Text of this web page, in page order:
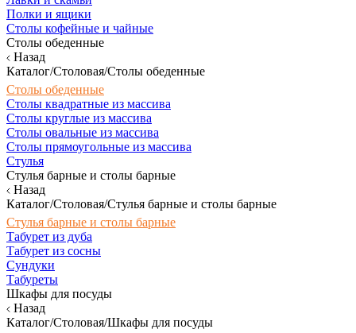
Полки и ящики
Столы кофейные и чайные
Столы обеденные
Назад
Каталог/Столовая/Столы обеденные
Столы обеденные
Столы квадратные из массива
Столы круглые из массива
Столы овальные из массива
Столы прямоугольные из массива
Стулья
Стулья барные и столы барные
Назад
Каталог/Столовая/Стулья барные и столы барные
Стулья барные и столы барные
Табурет из дуба
Табурет из сосны
Сундуки
Табуреты
Шкафы для посуды
Назад
Каталог/Столовая/Шкафы для посуды